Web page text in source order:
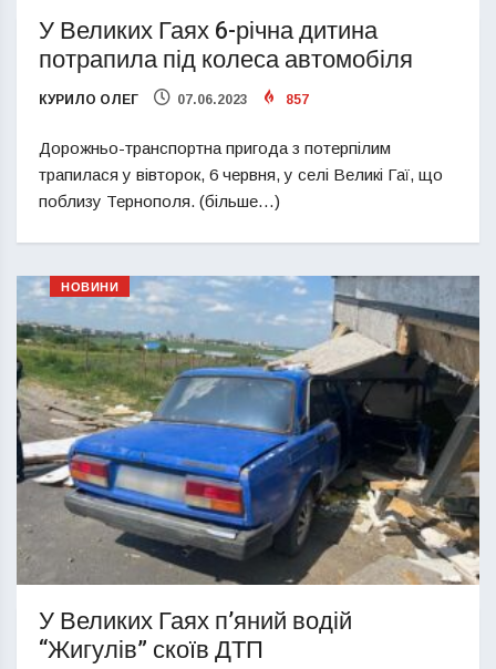
У Великих Гаях 6-річна дитина
потрапила під колеса автомобіля
КУРИЛО ОЛЕГ 07.06.2023 857
Дорожньо-транспортна пригода з потерпілим
трапилася у вівторок, 6 червня, у селі Великі Гаї, що
поблизу Тернополя. (більше…)
НОВИНИ
У Великих Гаях п’яний водій
“Жигулів” скоїв ДТП